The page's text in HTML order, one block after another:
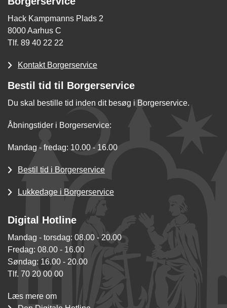
Hack Kampmanns Plads 2
8000 Aarhus C
Tlf. 89 40 22 22
Kontakt Borgerservice
Bestil tid til Borgerservice
Du skal bestille tid inden dit besøg i Borgerservice.
Åbningstider i Borgerservice:
Mandag - fredag: 10.00 - 16.00
Bestil tid i Borgerservice
Lukkedage i Borgerservice
Digital Hotline
Mandag - torsdag: 08.00 - 20.00
Fredag: 08.00 - 16.00
Søndag: 16.00 - 20.00
Tlf. 70 20 00 00
Læs mere om